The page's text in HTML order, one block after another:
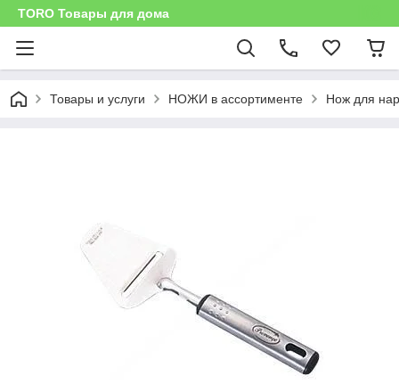
TORO Товары для дома
Товары и услуги НОЖИ в ассортименте Нож для